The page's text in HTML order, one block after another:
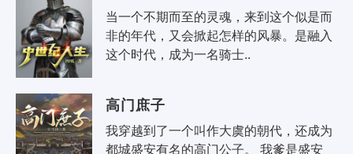
当一个不期而至的灵魂，来到这个似是而
非的年代，又会掀起怎样的风暴。是融入
这个时代，成为一名骑士..
高门庶子
我穿越到了一个叫作大虞的朝代，还成为
都城盛安有名的高门公子。 我爹是盛安